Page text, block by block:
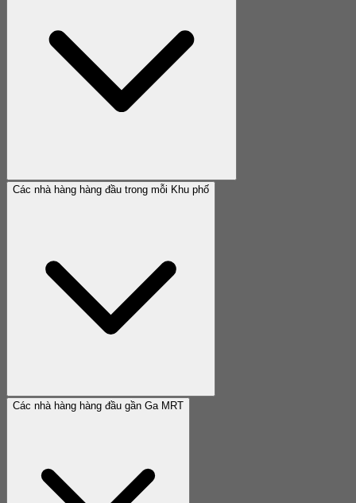
Các nhà hàng hàng đầu trong mỗi Khu phố
Các nhà hàng hàng đầu gần Ga MRT